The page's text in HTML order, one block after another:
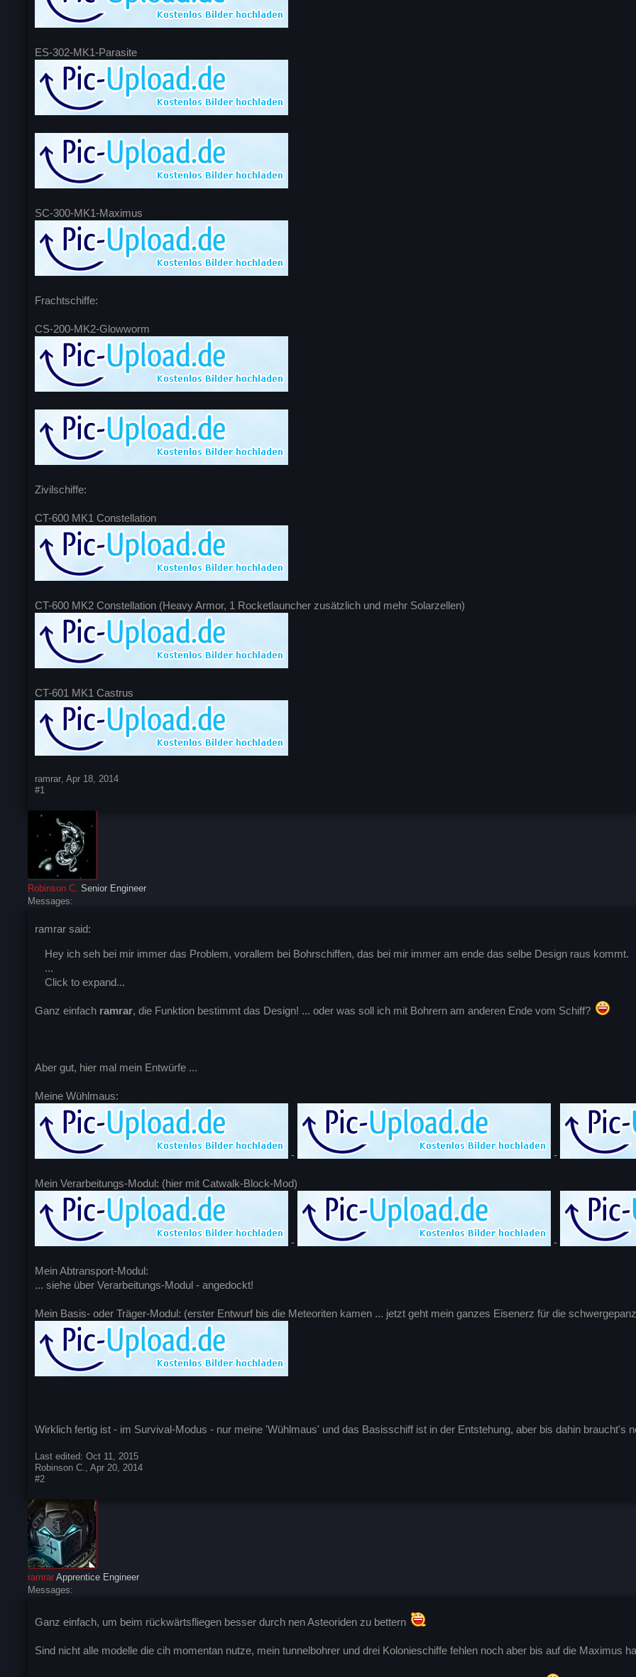
ES-302-MK1-Parasite
SC-300-MK1-Maximus
Frachtschiffe:
CS-200-MK2-Glowworm
Zivilschiffe:
CT-600 MK1 Constellation
CT-600 MK2 Constellation (Heavy Armor, 1 Rocketlauncher zusätzlich und mehr Solarzellen)
CT-601 MK1 Castrus
ramrar, Apr 18, 2014
#1
Robinson C. Senior Engineer
Messages:
ramrar said:
Hey ich seh bei mir immer das Problem, vorallem bei Bohrschiffen, das bei mir immer am ende das selbe Design raus kommt.
...
Click to expand...
Ganz einfach ramrar, die Funktion bestimmt das Design! ... oder was soll ich mit Bohrern am anderen Ende vom Schiff?
Aber gut, hier mal mein Entwürfe ...
Meine Wühlmaus:
- -
Mein Verarbeitungs-Modul: (hier mit Catwalk-Block-Mod)
- -
Mein Abtransport-Modul:
... siehe über Verarbeitungs-Modul - angedockt!
Mein Basis- oder Träger-Modul: (erster Entwurf bis die Meteoriten kamen ... jetzt geht mein ganzes Eisenerz für die
Wirklich fertig ist - im Survival-Modus - nur meine 'Wühlmaus' und das Basisschiff ist in der Entstehung, aber bis dahin braucht's
Last edited: Oct 11, 2015
Robinson C., Apr 20, 2014
#2
ramrar Apprentice Engineer
Messages:
Ganz einfach, um beim rückwärtsfliegen besser durch nen Asteoriden zu bettern
Sind nicht alle modelle die cih momentan nutze, mein tunnelbohrer und drei Kolonieschiffe fehlen noch aber bis auf die Maximus